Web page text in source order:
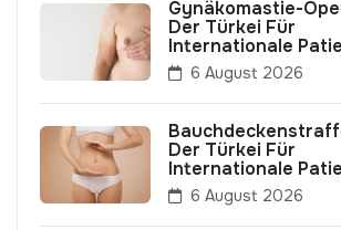
Gynäkomastie-
Der Türkei Für
Internationale
6 August 2026
Der Türkei Für
Internationale
6 August 2026